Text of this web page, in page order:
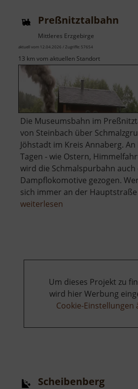
Preßnitztalbahn
Mittleres Erzgebirge
aktuell vom 12.04.2026 / Zugriffe: 57654
13 km vom aktuellen Standort
Die Museumsbahn im
von Steinbach über
Jöhstadt im Kreis Annaberg.
Tagen - wie Ostern,
wird die Schmalspurbahn
Dampflokomotive gezogen.
sich immer an der Hauptstraße
weiterlesen
Um dieses Projekt zu
wird hier Werbung
Cookie-Einstellungen
Scheibenberg